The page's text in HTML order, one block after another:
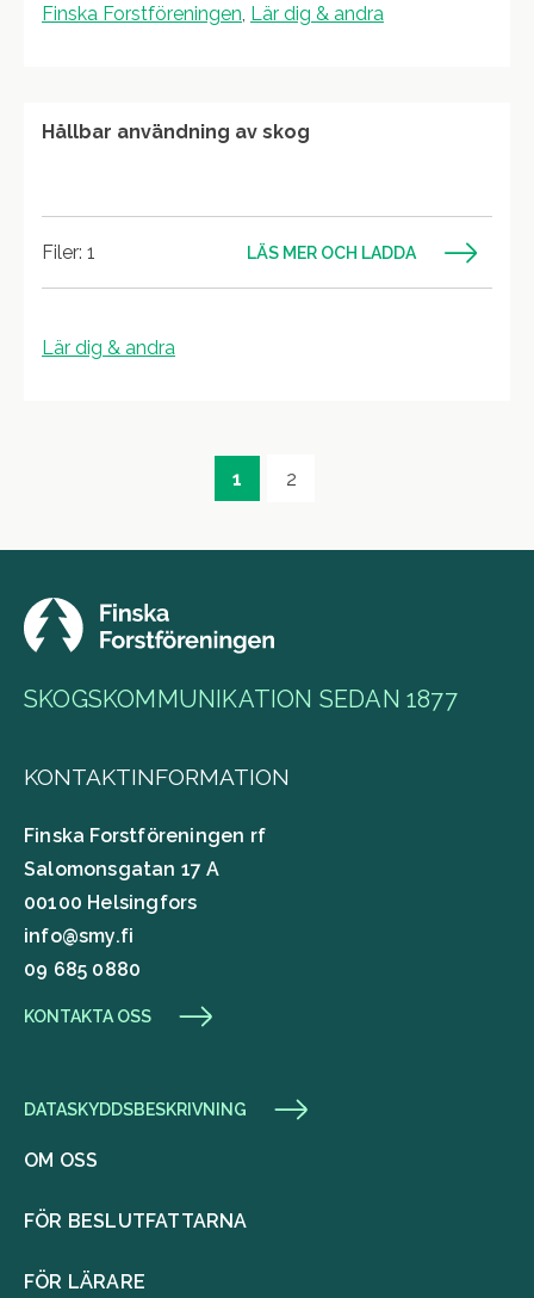
Finska Forstföreningen, Lär dig & andra
Hållbar användning av skog
Filer: 1 LÄS MER OCH LADDA
Lär dig & andra
1 2
SKOGSKOMMUNIKATION SEDAN 1877
KONTAKTINFORMATION
Finska Forstföreningen rf
Salomonsgatan 17 A
00100 Helsingfors
info@smy.fi
09 685 0880
KONTAKTA OSS
DATASKYDDSBESKRIVNING
OM OSS
FÖR BESLUTFATTARNA
FÖR LÄRARE